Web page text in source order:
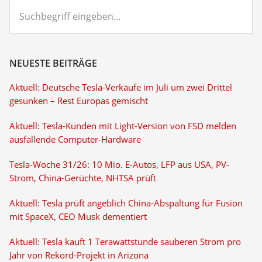
eingeben...
NEUESTE BEITRÄGE
Aktuell: Deutsche Tesla-Verkäufe im Juli um zwei Drittel
gesunken – Rest Europas gemischt
Aktuell: Tesla-Kunden mit Light-Version von FSD melden
ausfallende Computer-Hardware
Tesla-Woche 31/26: 10 Mio. E-Autos, LFP aus USA, PV-
Strom, China-Gerüchte, NHTSA prüft
Aktuell: Tesla prüft angeblich China-Abspaltung für Fusion
mit SpaceX, CEO Musk dementiert
Aktuell: Tesla kauft 1 Terawattstunde sauberen Strom pro
Jahr von Rekord-Projekt in Arizona